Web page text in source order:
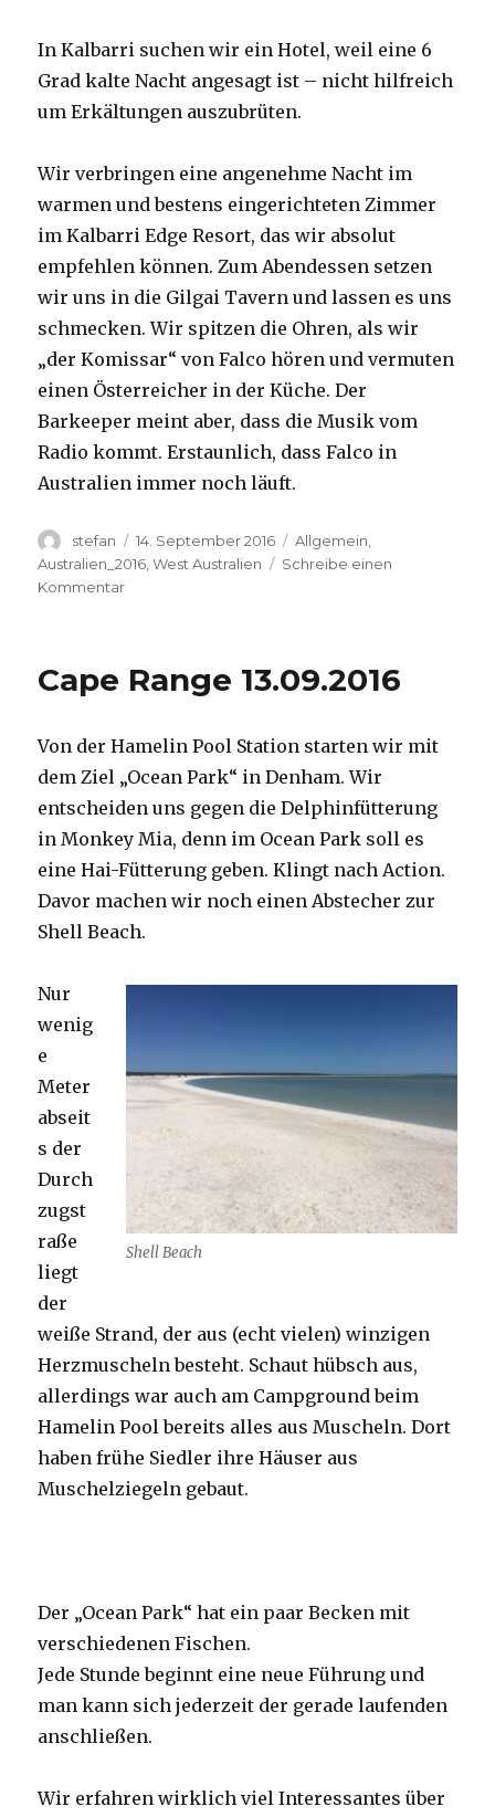
In Kalbarri suchen wir ein Hotel, weil eine 6
Grad kalte Nacht angesagt ist – nicht hilfreich
um Erkältungen auszubrüten.
Wir verbringen eine angenehme Nacht im
warmen und bestens eingerichteten Zimmer
im Kalbarri Edge Resort, das wir absolut
empfehlen können. Zum Abendessen setzen
wir uns in die Gilgai Tavern und lassen es uns
schmecken. Wir spitzen die Ohren, als wir
„der Komissar“ von Falco hören und vermuten
einen Österreicher in der Küche. Der
Barkeeper meint aber, dass die Musik vom
Radio kommt. Erstaunlich, dass Falco in
Australien immer noch läuft.
Autor
stefan
Veröffentlicht
am
14. September 2016 Kategorien
Allgemein
Australien_2016 ,West Australien
Schreibe einen
Kommentarzu
Cape Range 13.09.2016
Von der Hamelin Pool Station starten wir mit
dem Ziel „Ocean Park“ in Denham. Wir
entscheiden uns gegen die Delphinfütterung
in Monkey Mia, denn im Ocean Park soll es
eine Hai-Fütterung geben. Klingt nach Action.
Davor machen wir noch einen Abstecher zur
Shell Beach.
Shell Beach
Nur
wenig
e
Meter
abseit
s der
Durch
zugst
raße
liegt
der
weiße Strand, der aus (echt vielen) winzigen
Herzmuscheln besteht. Schaut hübsch aus,
allerdings war auch am Campground beim
Hamelin Pool bereits alles aus Muscheln. Dort
haben frühe Siedler ihre Häuser aus
Muschelziegeln gebaut.
Der „Ocean Park“ hat ein paar Becken mit
verschiedenen Fischen.
Jede Stunde beginnt eine neue Führung und
man kann sich jederzeit der gerade laufenden
anschließen.
Wir erfahren wirklich viel Interessantes über